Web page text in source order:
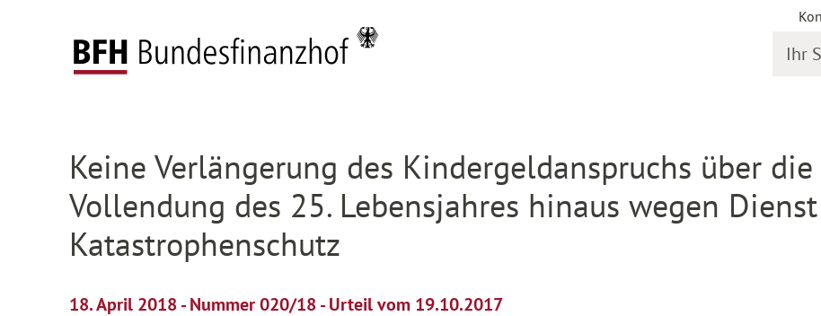
Startseite
Keine Verlängerung des Kindergeldanspruchs über die
Vollendung des 25. Lebensjahres hinaus wegen
Katastrophenschutz
18. April 2018 - Nummer 020/18 - Urteil vom 19.10.2017